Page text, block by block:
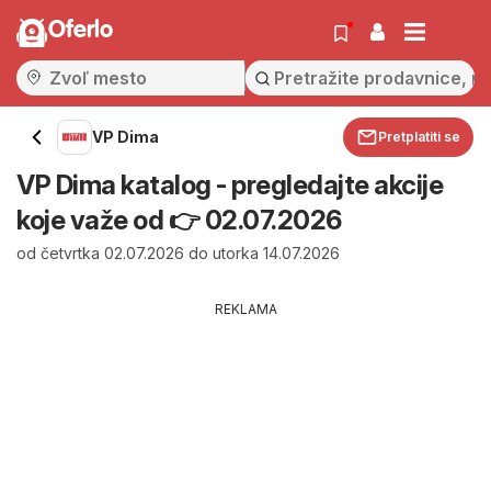
Oferlo
VP Dima Pretplatiti se
VP Dima katalog - pregledajte akcije
koje važe od 👉 02.07.2026
od četvrtka 02.07.2026 do utorka 14.07.2026
REKLAMA